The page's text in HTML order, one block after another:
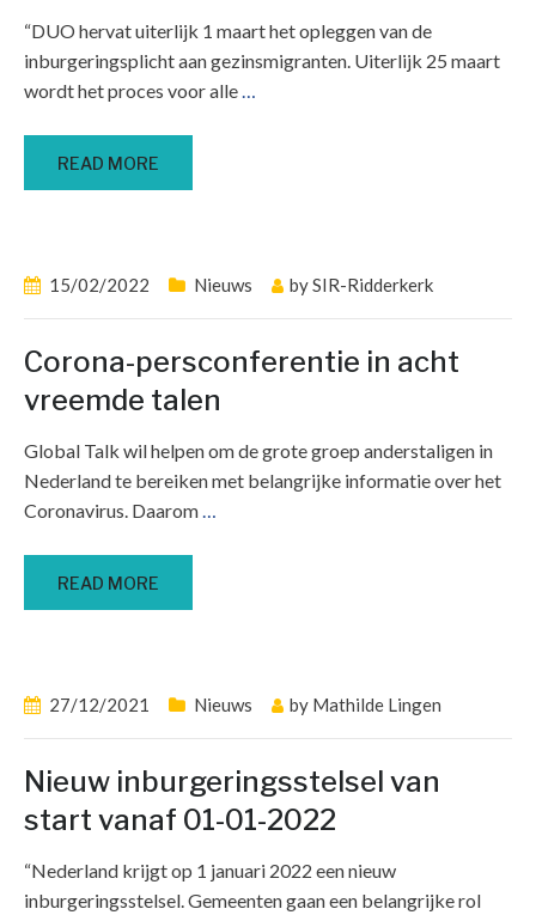
“DUO hervat uiterlijk 1 maart het opleggen van de
inburgeringsplicht aan gezinsmigranten. Uiterlijk 25 maart
wordt het proces voor alle…
READ MORE
15/02/2022 Nieuws bySIR-Ridderkerk
Corona-persconferentie in acht
vreemde talen
Global Talk wil helpen om de grote groep anderstaligen in
Nederland te bereiken met belangrijke informatie over het
Coronavirus. Daarom…
READ MORE
27/12/2021 Nieuws by Mathilde Lingen
Nieuw inburgeringsstelsel van
start vanaf 01-01-2022
“Nederland krijgt op 1 januari 2022 een nieuw
inburgeringsstelsel. Gemeenten gaan een belangrijke rol